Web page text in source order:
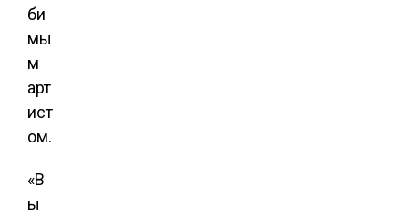
би
мы
м
арт
ист
ом.
«В
ы